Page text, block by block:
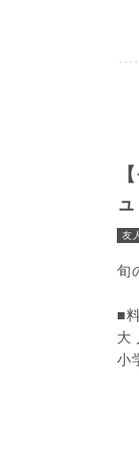
友
旬
■
大
小